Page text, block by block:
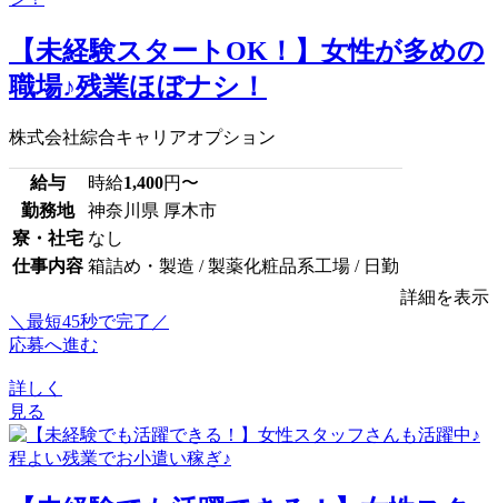
【未経験スタートOK！】女性が多めの
職場♪残業ほぼナシ！
株式会社綜合キャリアオプション
給与 時給1,400円〜
勤務地
神奈川県 厚木市
寮・社宅 なし
仕事内容 箱詰め・製造 / 製薬化粧品系工場 / 日勤
詳細を表示
＼最短45秒で完了／
応募へ進む
詳しく
見る